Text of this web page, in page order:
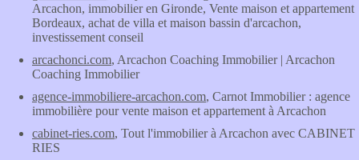
Arcachon, immobilier en Gironde, Vente maison et appartement
Bordeaux, achat de villa et maison bassin d'arcachon,
investissement conseil
arcachonci.com, Arcachon Coaching Immobilier | Arcachon
Coaching Immobilier
agence-immobiliere-arcachon.com, Carnot Immobilier : agence
immobilière pour vente maison et appartement à Arcachon
cabinet-ries.com, Tout l'immobilier à Arcachon avec CABINET
RIES